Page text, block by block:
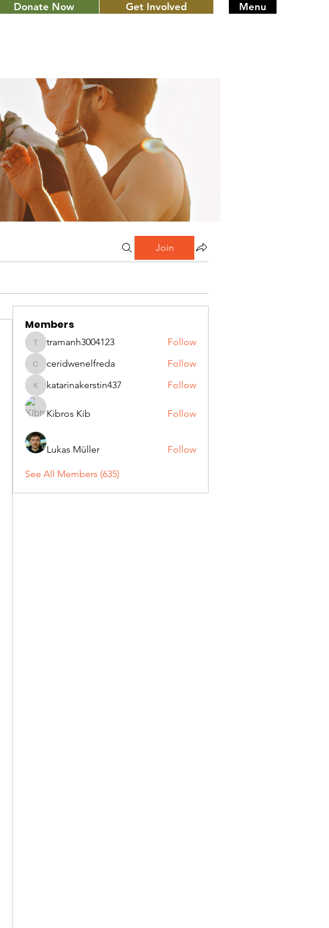
Donate Now Get Involved Menu
Join
Members
tramanh3004123
tramanh3004123 Follow
ceridwenelfreda
ceridwenelfreda Follow
katarinakerstin437
katarinakerstin437 Follow
Kibros Kib Follow
Lukas Müller Follow
See All Members (635)